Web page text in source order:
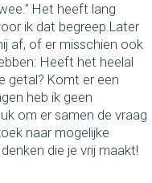
Het heeft lang
ik dat begreep.Later
af, of er misschien ook
Heeft het heelal
getal? Komt er een
heb ik geen
om er samen de vraag
naar mogelijke
die je vrij maakt!